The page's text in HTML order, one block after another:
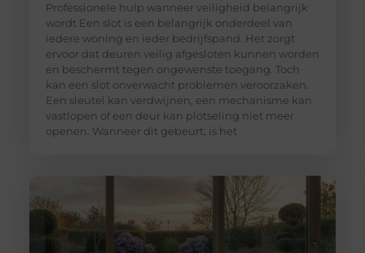
Professionele hulp wanneer veiligheid belangrijk
wordt Een slot is een belangrijk onderdeel van
iedere woning en ieder bedrijfspand. Het zorgt
ervoor dat deuren veilig afgesloten kunnen worden
en beschermt tegen ongewenste toegang. Toch
kan een slot onverwacht problemen veroorzaken.
Een sleutel kan verdwijnen, een mechanisme kan
vastlopen of een deur kan plotseling niet meer
openen. Wanneer dit gebeurt, is het